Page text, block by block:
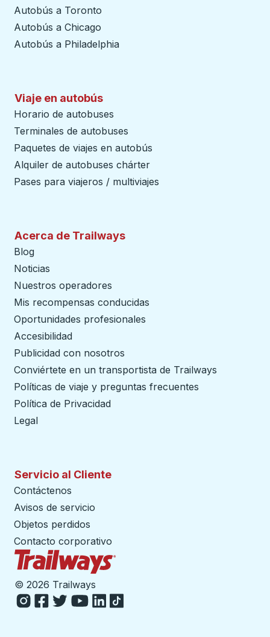
Autobús a Toronto
Autobús a Chicago
Autobús a Philadelphia
Viaje en autobús
Horario de autobuses
Terminales de autobuses
Paquetes de viajes en autobús
Alquiler de autobuses chárter
Pases para viajeros / multiviajes
Acerca de Trailways
Blog
Noticias
Nuestros operadores
Mis recompensas conducidas
Oportunidades profesionales
Accesibilidad
Publicidad con nosotros
Conviértete en un transportista de Trailways
Políticas de viaje y preguntas frecuentes
Política de Privacidad
Legal
Servicio al Cliente
Contáctenos
Avisos de servicio
Objetos perdidos
Contacto corporativo
© 2026 Trailways